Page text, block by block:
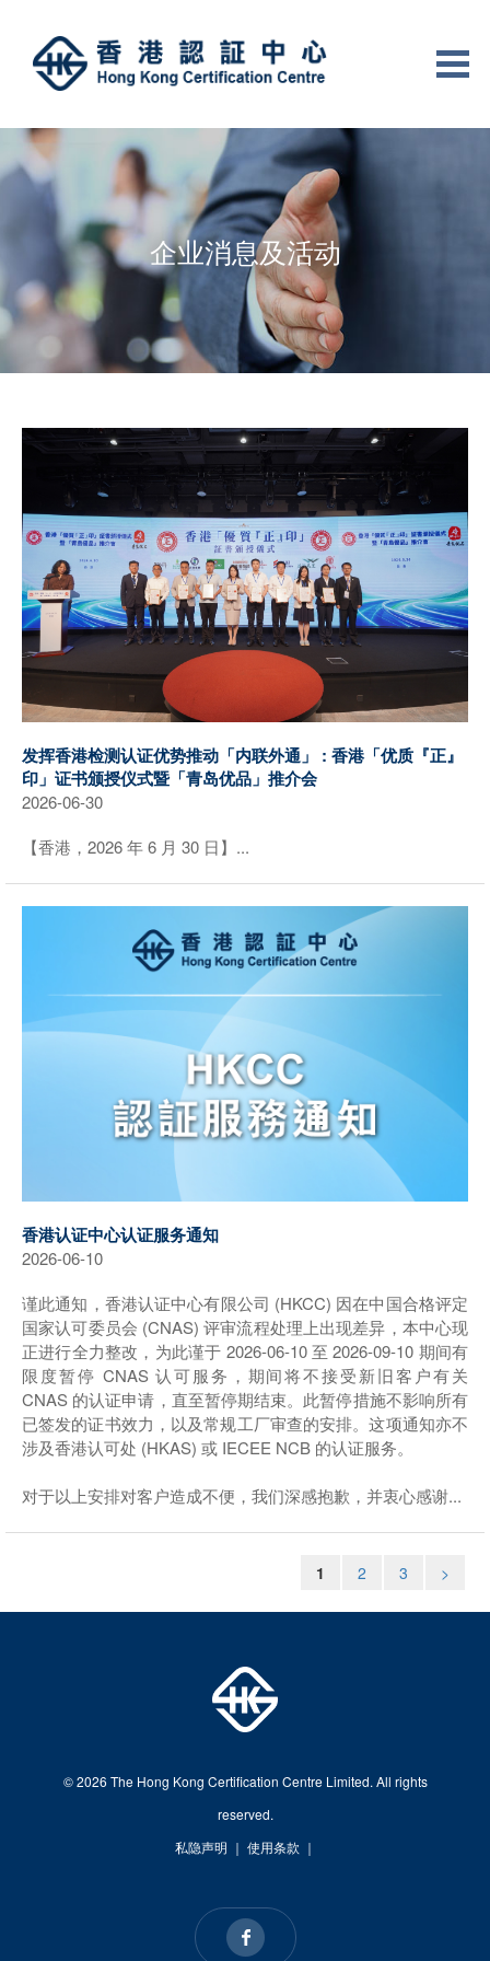
企业消息及活动
发挥香港检测认证优势推动「内联外通」 : 香港「优质『正』
印」证书颁授仪式暨「青岛优品」推介会
2026-06-30
【香港，2026 年 6 月 30 日】...
香港认证中心认证服务通知
2026-06-10
谨此通知，香港认证中心有限公司 (HKCC) 因在中国合格评定
国家认可委员会 (CNAS) 评审流程处理上出现差异，本中心现
正进行全力整改，为此谨于 2026-06-10 至 2026-09-10 期间有
限度暂停 CNAS 认可服务，期间将不接受新旧客户有关
CNAS 的认证申请，直至暂停期结束。此暂停措施不影响所有
已签发的证书效力，以及常规工厂审查的安排。这项通知亦不
涉及香港认可处 (HKAS) 或 IECEE NCB 的认证服务。
对于以上安排对客户造成不便，我们深感抱歉，并衷心感谢...
1 2 3 >
© 2026 The Hong Kong Certification Centre Limited. All rights
reserved.
私隐声明 ｜ 使用条款 ｜